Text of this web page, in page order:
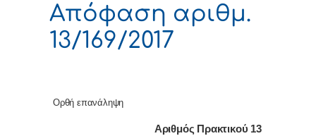
Απόφαση αριθμ.
13/169/2017
Ορθή επανάληψη
Αριθμός Πρακτικού 13